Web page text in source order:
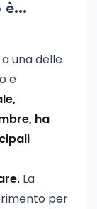
è…
una delle
e
ha
La
per